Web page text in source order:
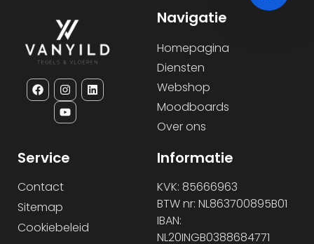
Navigatie
Homepagina
Diensten
Webshop
Moodboards
Over ons
Service
Contact
Sitemap
Cookiebeleid
Informatie
KVK: 85666963
BTW nr: NL863700895B01
IBAN:
NL20INGB0388684771